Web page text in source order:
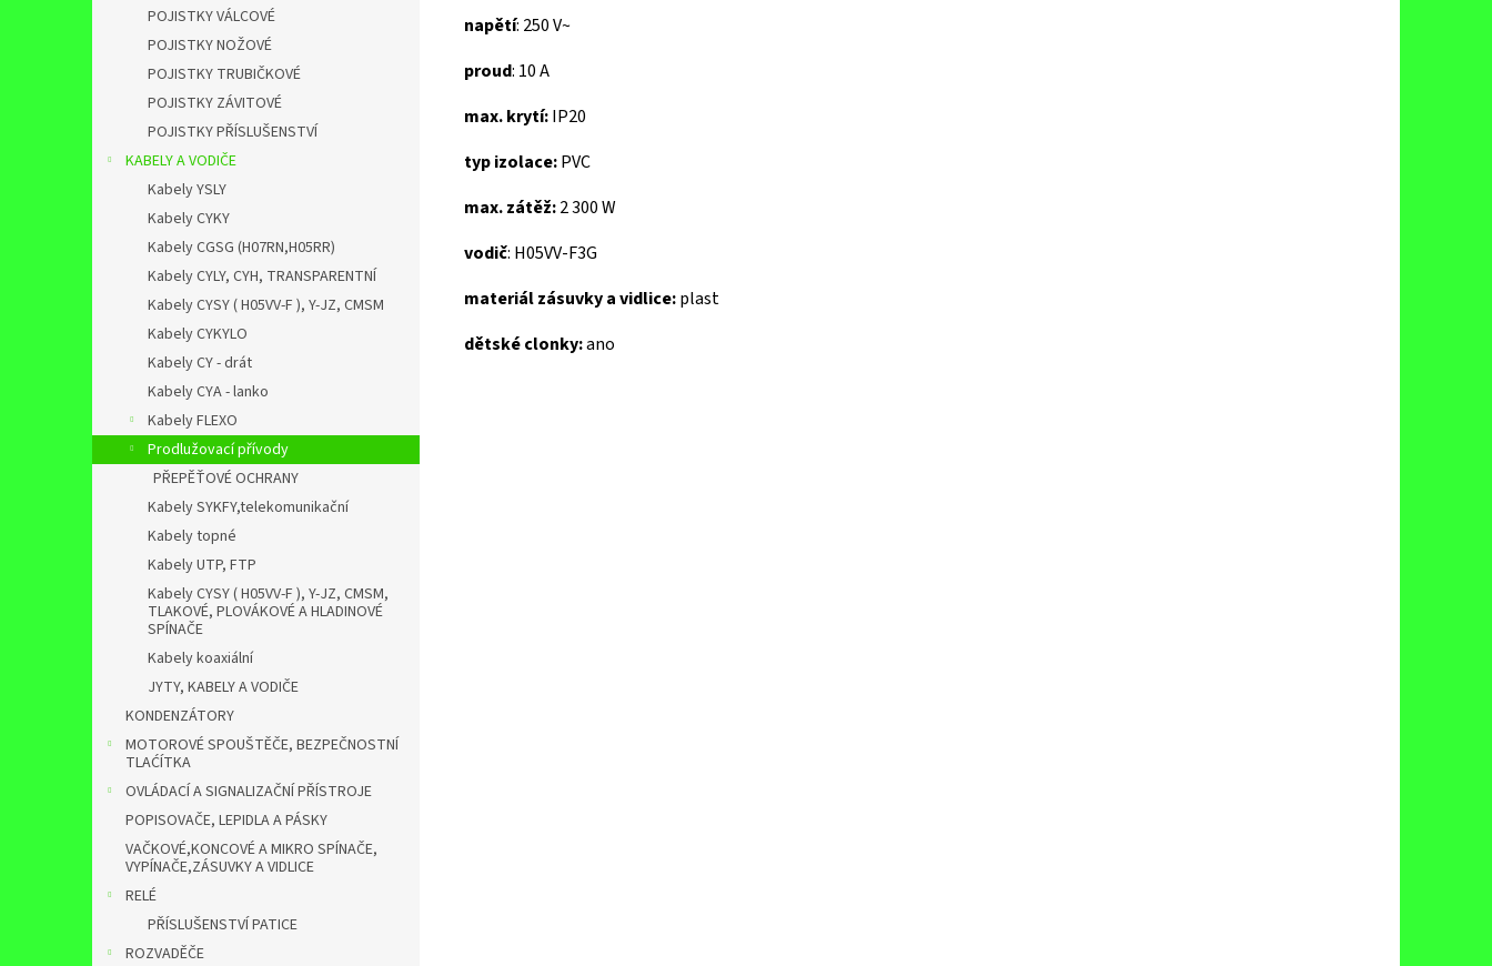
POJISTKY VÁLCOVÉ
POJISTKY NOŽOVÉ
POJISTKY TRUBIČKOVÉ
POJISTKY ZÁVITOVÉ
POJISTKY PŘÍSLUŠENSTVÍ
KABELY A VODIČE
Kabely YSLY
Kabely CYKY
Kabely CGSG (H07RN,H05RR)
Kabely CYLY, CYH, TRANSPARENTNÍ
Kabely CYSY ( H05VV-F ), Y-JZ, CMSM
Kabely CYKYLO
Kabely CY - drát
Kabely CYA - lanko
Kabely FLEXO
Prodlužovací přívody
PŘEPĚŤOVÉ OCHRANY
Kabely SYKFY,telekomunikační
Kabely topné
Kabely UTP, FTP
Kabely CYSY ( H05VV-F ), Y-JZ, CMSM,
TLAKOVÉ, PLOVÁKOVÉ A HLADINOVÉ
SPÍNAČE
Kabely koaxiální
JYTY, KABELY A VODIČE
KONDENZÁTORY
MOTOROVÉ SPOUŠTĚČE, BEZPEČNOSTNÍ
TLAĆÍTKA
OVLÁDACÍ A SIGNALIZAČNÍ PŘÍSTROJE
POPISOVAČE, LEPIDLA A PÁSKY
VAČKOVÉ,KONCOVÉ A MIKRO SPÍNAČE,
VYPÍNAČE,ZÁSUVKY A VIDLICE
RELÉ
PŘÍSLUŠENSTVÍ PATICE
ROZVADĚČE
napětí: 250 V~
proud: 10 A
max. krytí:IP20
typ izolace:PVC
max. zátěž:2 300 W
vodič: H05VV-F3G
materiál zásuvky a vidlice:plast
dětské clonky:ano